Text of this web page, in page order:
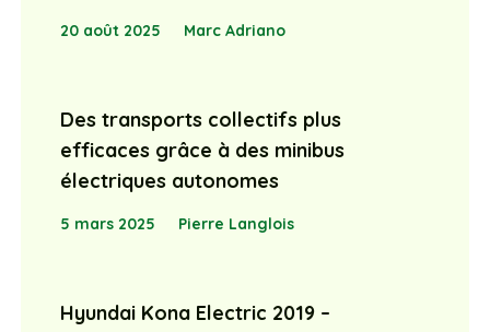
20 août 2025 Marc Adriano
Des transports collectifs plus
efficaces grâce à des minibus
électriques autonomes
5 mars 2025 Pierre Langlois
Hyundai Kona Electric 2019 –